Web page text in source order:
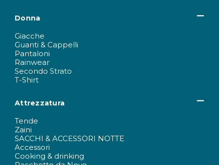
Donna
Giacche
Guanti & Cappelli
Pantaloni
Rainwear
Secondo Strato
T-Shirt
Attrezzatura
Tende
Zaini
SACCHI & ACCESSORI NOTTE
Accessori
Cooking & drinking